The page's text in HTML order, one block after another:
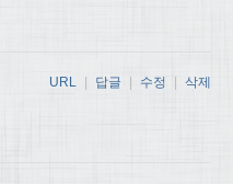
URL 답글 수정 삭제